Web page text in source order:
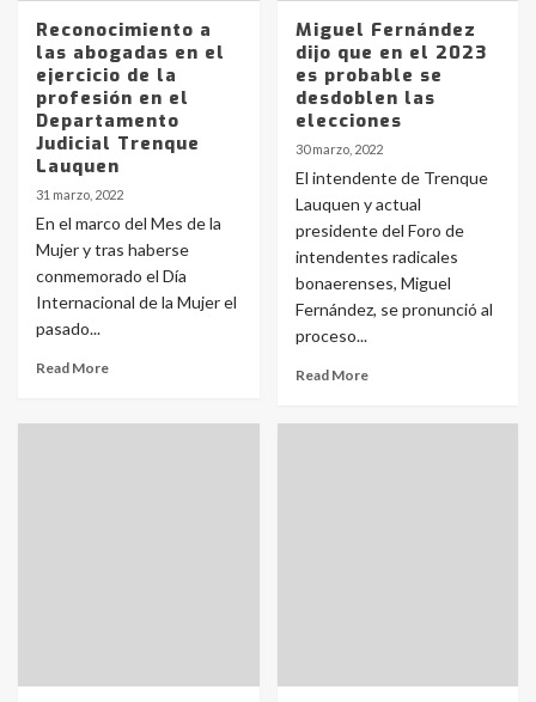
Reconocimiento a
las abogadas en el
ejercicio de la
profesión en el
Departamento
Judicial Trenque
Lauquen
31 marzo, 2022
En el marco del Mes de la
Mujer y tras haberse
conmemorado el Día
Internacional de la Mujer el
pasado...
Read More
Miguel Fernández
dijo que en el 2023
es probable se
desdoblen las
elecciones
30 marzo, 2022
El intendente de Trenque
Lauquen y actual
presidente del Foro de
intendentes radicales
bonaerenses, Miguel
Fernández, se pronunció al
proceso...
Read More